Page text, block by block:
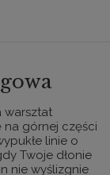
warsztat
na górnej części
linie o
Twoje dłonie
nie wyślizgnie